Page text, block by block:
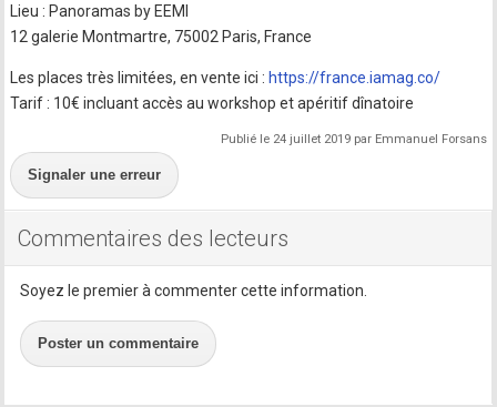
Lieu : Panoramas by EEMI
12 galerie Montmartre, 75002 Paris, France
Les places très limitées, en vente ici : https://france.iamag.co/
Tarif : 10€ incluant accès au workshop et apéritif dînatoire
Publié le 24 juillet 2019 par Emmanuel Forsans
Signaler une erreur
Commentaires des lecteurs
Soyez le premier à commenter cette information.
Poster un commentaire